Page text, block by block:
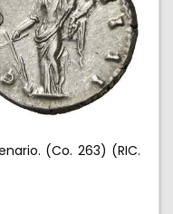
(Co. 263) (RIC.